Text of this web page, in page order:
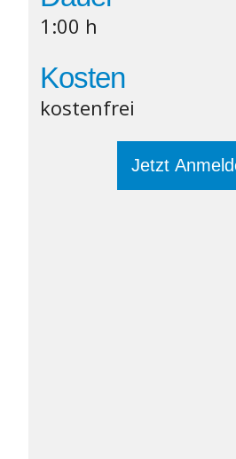
1:00 h
Kosten
kostenfrei
Jetzt